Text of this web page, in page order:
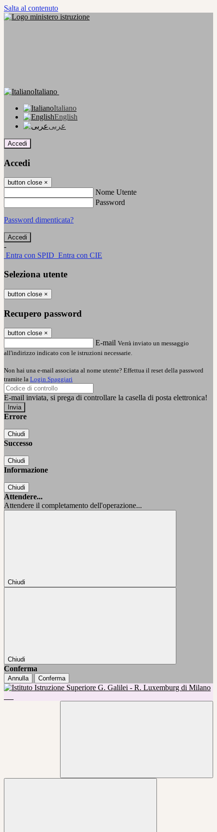
Salta al contenuto
Italiano
Italiano
English
عربى
Accedi
Accedi
button close ×
Nome Utente
Password
Password dimenticata?
-
Entra con SPID Entra con CIE
Seleziona utente
button close ×
Recupero password
button close ×
E-mail Verrà inviato un messaggio
all'indirizzo indicato con le istruzioni necessarie.
Non hai una e-mail associata al nome utente? Effettua il reset della password
tramite la Login Spaggiari
E-mail inviata, si prega di controllare la casella di posta elettronica!
Errore
Chiudi
Successo
Chiudi
Informazione
Chiudi
Attendere...
Attendere il completamento dell'operazione...
Chiudi
Chiudi
Conferma
Annulla Conferma